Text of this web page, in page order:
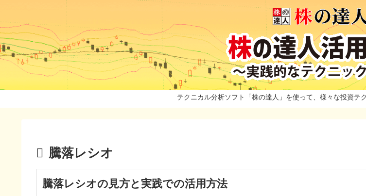
テクニカル分析ソフト「株の達人」を使って、様々な投資テ
騰落レシオ
騰落レシオの見方と実践での活用方法